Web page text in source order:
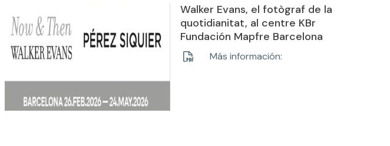
Walker Evans, el fotògraf de la
quotidianitat, al centre KBr
Fundación Mapfre Barcelona
Más información: